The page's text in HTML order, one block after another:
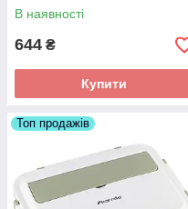
В наявності
644 ₴
Купити
Топ продажів